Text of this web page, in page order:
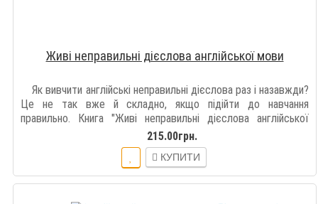
Живі неправильні дієслова англійської мови
Як вивчити англійські неправильні дієслова раз і назавжди?
Це не так вже й складно, якщо підійти до навчання
правильно. Книга "Живі неправильні дієслова англійської
215.00грн.
КУПИТИ